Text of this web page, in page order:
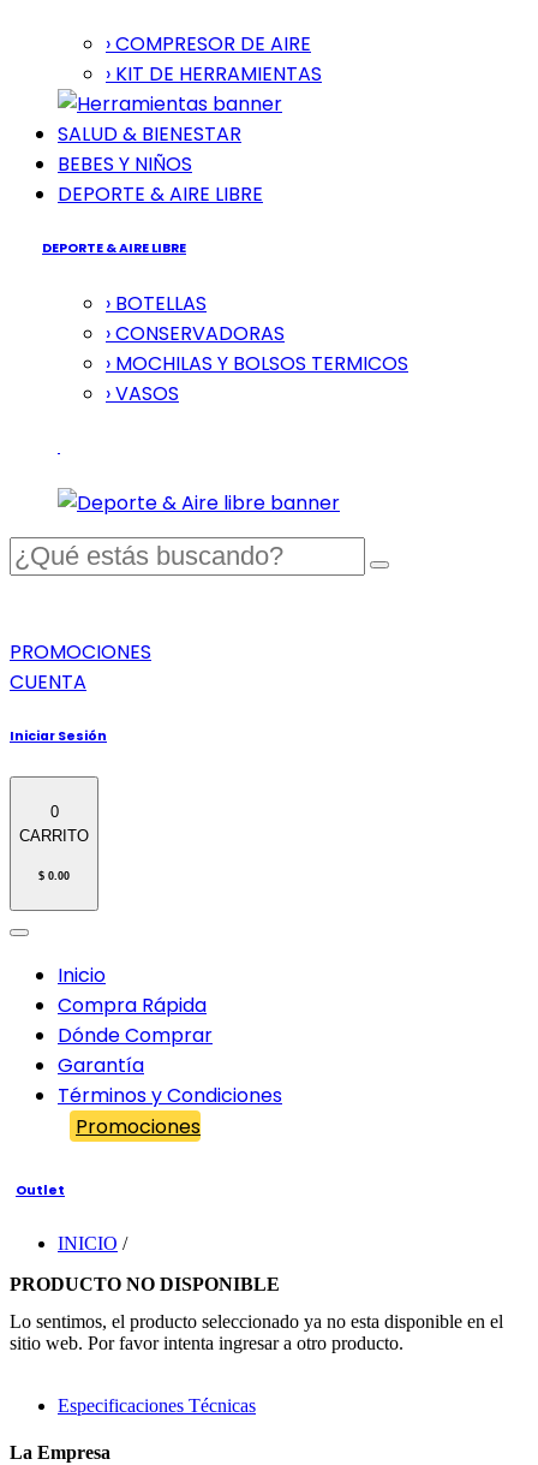
› COMPRESOR DE AIRE
› KIT DE HERRAMIENTAS
SALUD & BIENESTAR
BEBES Y NIÑOS
DEPORTE & AIRE LIBRE
DEPORTE & AIRE LIBRE
› BOTELLAS
› CONSERVADORAS
› MOCHILAS Y BOLSOS TERMICOS
› VASOS
PROMOCIONES
CUENTA
Iniciar Sesión
0
CARRITO
$ 0.00
Inicio
Compra Rápida
Dónde Comprar
Garantía
Términos y Condiciones
Promociones
Outlet
INICIO /
PRODUCTO NO DISPONIBLE
Lo sentimos, el producto seleccionado ya no esta disponible en el
sitio web. Por favor intenta ingresar a otro producto.
Especificaciones Técnicas
La Empresa